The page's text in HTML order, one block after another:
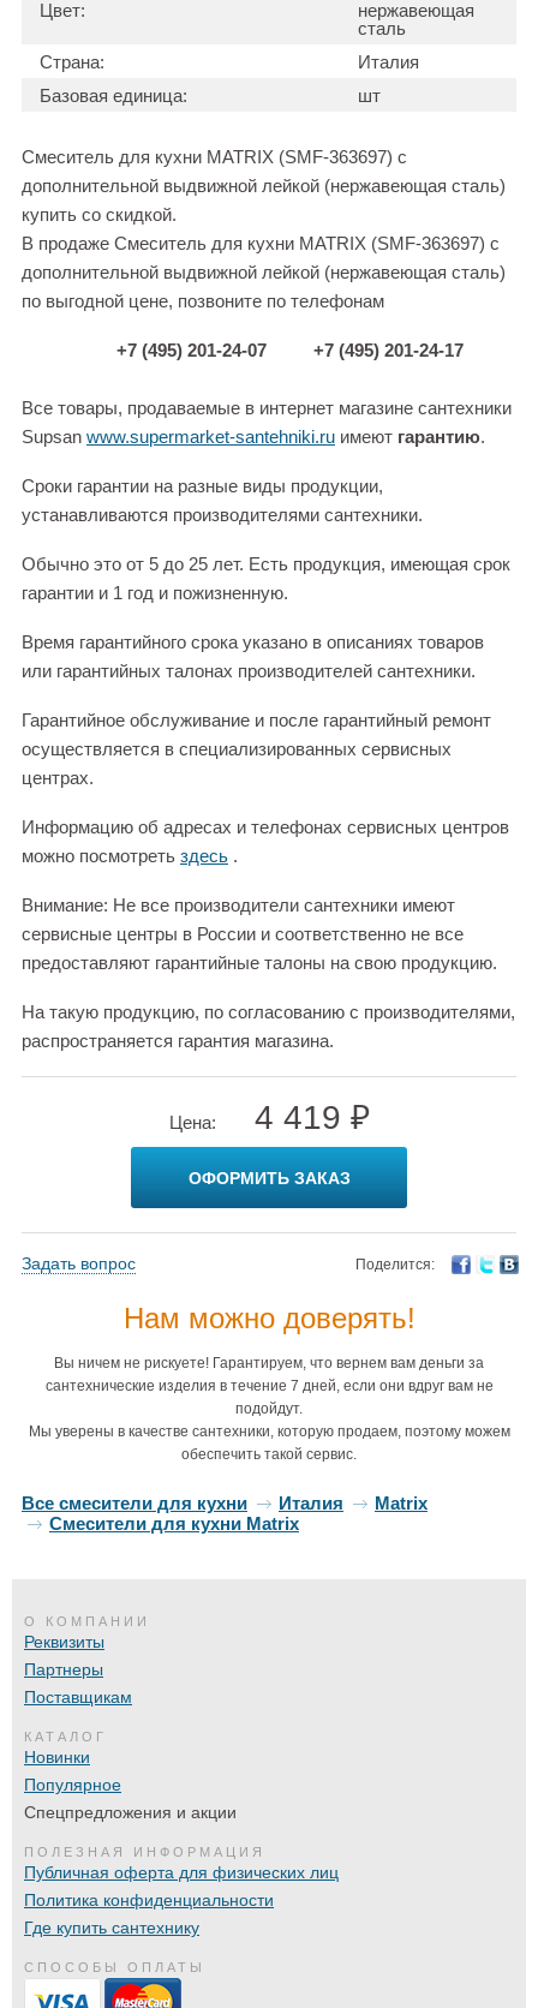
Цвет:
нержавеющая
сталь
Страна:
Италия
Базовая единица:
шт
Смеситель для кухни MATRIX (SMF-363697) с
дополнительной выдвижной лейкой (нержавеющая сталь)
купить со скидкой.
В продаже Смеситель для кухни MATRIX (SMF-363697) с
дополнительной выдвижной лейкой (нержавеющая сталь)
по выгодной цене, позвоните по телефонам
+7 (495) 201-24-07 +7 (495) 201-24-17
Все товары, продаваемые в интернет магазине сантехники
Supsan www.supermarket-santehniki.ru имеют гарантию.
Сроки гарантии на разные виды продукции,
устанавливаются производителями сантехники.
Обычно это от 5 до 25 лет. Есть продукция, имеющая срок
гарантии и 1 год и пожизненную.
Время гарантийного срока указано в описаниях товаров
или гарантийных талонах производителей сантехники.
Гарантийное обслуживание и после гарантийный ремонт
осуществляется в специализированных сервисных
центрах.
Информацию об адресах и телефонах сервисных центров
можно посмотреть здесь .
Внимание: Не все производители сантехники имеют
сервисные центры в России и соответственно не все
предоставляют гарантийные талоны на свою продукцию.
На такую продукцию, по согласованию с производителями,
распространяется гарантия магазина.
Цена: 4 419 ₽
ОФОРМИТЬ ЗАКАЗ
Задать вопрос Поделится:
Нам можно доверять!
Вы ничем не рискуете! Гарантируем, что вернем вам деньги за
сантехнические изделия в течение 7 дней, если они вдруг вам не
подойдут.
Мы уверены в качестве сантехники, которую продаем, поэтому можем
обеспечить такой сервис.
Все смесители для кухни Италия
Matrix
Смесители для кухни Matrix
О КОМПАНИИ
Реквизиты
Партнеры
Поставщикам
КАТАЛОГ
Новинки
Популярное
Спецпредложения и акции
ПОЛЕЗНАЯ ИНФОРМАЦИЯ
Публичная оферта для физических лиц
Политика конфиденциальности
Где купить сантехнику
СПОСОБЫ ОПЛАТЫ